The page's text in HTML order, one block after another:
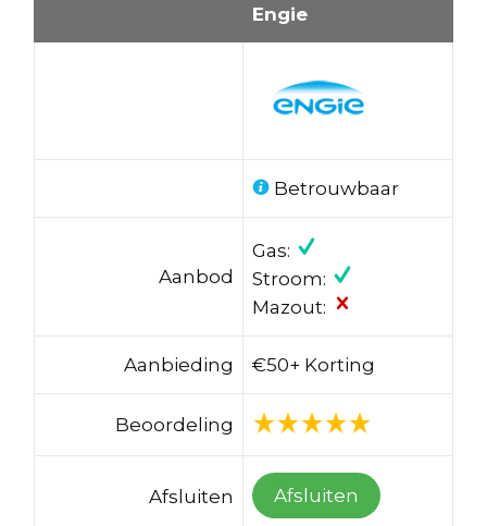
Engie
Betrouwbaar
Aanbod
Gas:
Stroom:
Mazout:
Aanbieding €50+ Korting
Beoordeling
Afsluiten Afsluiten